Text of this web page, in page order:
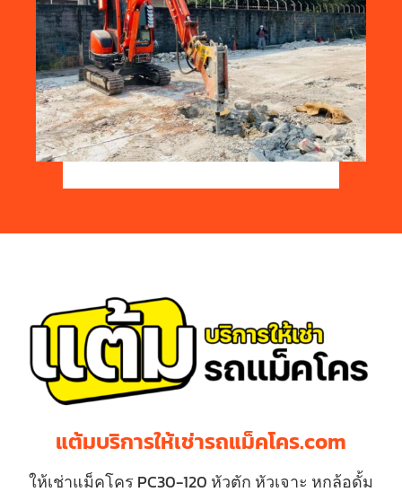
แต้มบริการให้เช่ารถแม็คโคร.com
ให้เช่าแม็คโคร PC30-120 หัวตัก หัวเจาะ หกล้อดั้ม